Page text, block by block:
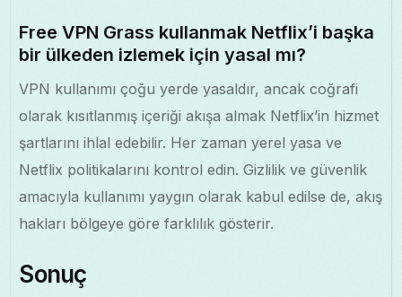
Free VPN Grass kullanmak Netflix’i başka
bir ülkeden izlemek için yasal mı?
VPN kullanımı çoğu yerde yasaldır, ancak coğrafi
olarak kısıtlanmış içeriği akışa almak Netflix’in hizmet
şartlarını ihlal edebilir. Her zaman yerel yasa ve
Netflix politikalarını kontrol edin. Gizlilik ve güvenlik
amacıyla kullanımı yaygın olarak kabul edilse de, akış
hakları bölgeye göre farklılık gösterir.
Sonuç